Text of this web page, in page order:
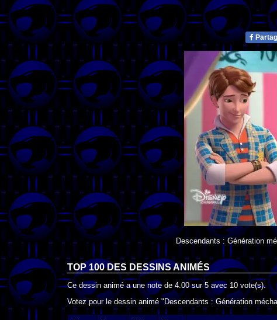
Descendants : Génération
TOP 100 DES DESSINS ANIMÉS
Ce dessin animé a une note de 4.00sur5 avec 10 vote(s).
Votez pour le dessin animé "Descendants : Génération